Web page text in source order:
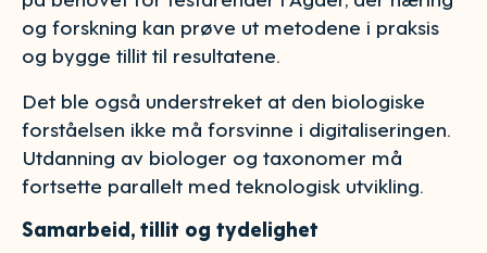
og forskning kan prøve ut metodene i praksis
og bygge tillit til resultatene.
Det ble også understreket at den biologiske
forståelsen ikke må forsvinne i digitaliseringen.
Utdanning av biologer og taxonomer må
fortsette parallelt med teknologisk utvikling.
Samarbeid, tillit og tydelighet